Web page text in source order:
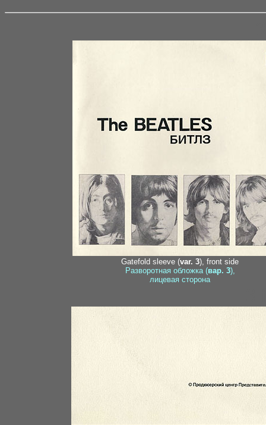
Gatefold sleeve (var. 3), front side
Разворотная обложка (вар. 3),
лицевая сторона